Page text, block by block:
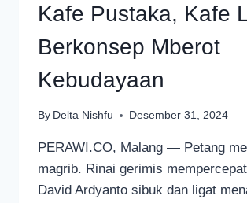
Kafe Pustaka, Kafe
Berkonsep Mberot
Kebudayaan
By Delta Nishfu Desember 31, 2024
PERAWI.CO, Malang — Petang
magrib. Rinai gerimis
David Ardyanto sibuk dan ligat